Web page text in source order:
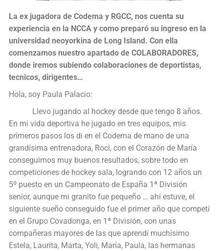
La ex jugadora de Codema y RGCC, nos cuenta su
experiencia en la NCCA y como preparó su ingreso en la
universidad neoyorkina de Long Island. Con ella
comenzamos nuestro apartado de COLABORADORES,
donde iremos subiendo colaboraciones de deportistas,
tecnicos, dirigentes…
Hola, soy Paula Palacio:
Llevo jugando al hockey desde que tengo 8 años.
En mi vida deportiva he jugado en tres equipos, mis
primeros pasos los di en el Codema de mano de una
grandísima entrenadora, Roci, con el Corazón de María
conseguimos muy buenos resultados, sobre todo en
competiciones de hockey sala, logrando con 12 años un
5º puesto en un Campeonato de España 1ª División
senior, aunque mi granito fue pequeño … ahí estuve, el
siguiente sueño conseguido fue el primer año que competí
en el Grupo Covadonga, en 1ª División, con unas
compañeras mayores de las que aprendí muchísimo
Estela, Laurita, Marta, Yoli, María, Paula, las hermanas